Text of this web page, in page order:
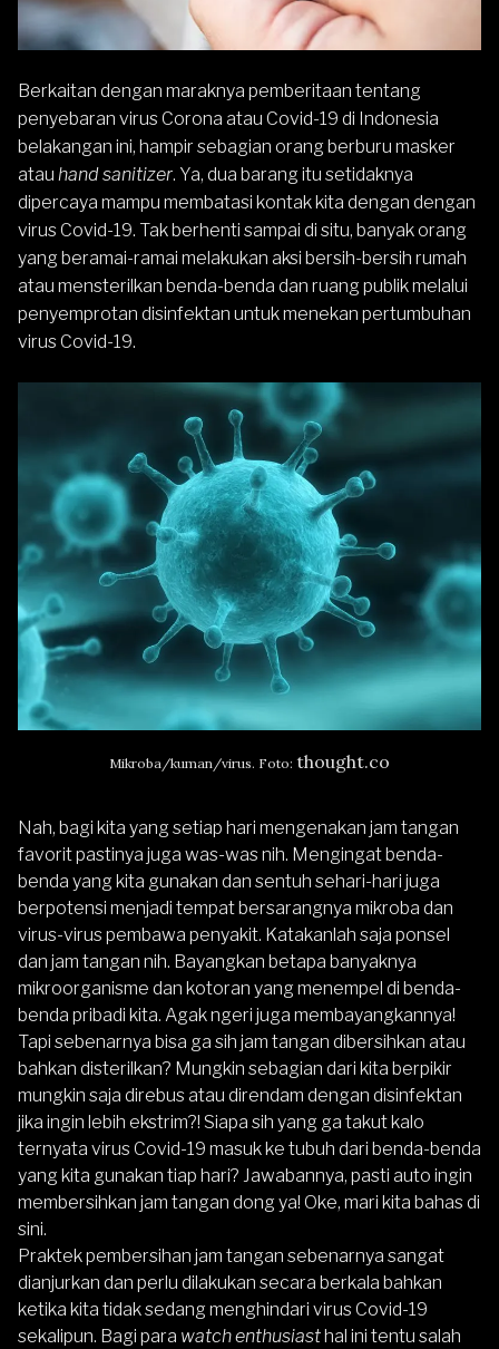
Berkaitan dengan maraknya pemberitaan tentang
penyebaran virus Corona atau Covid-19 di Indonesia
belakangan ini, hampir sebagian orang berburu masker
atau hand sanitizer. Ya, dua barang itu setidaknya
dipercaya mampu membatasi kontak kita dengan dengan
virus Covid-19. Tak berhenti sampai di situ, banyak orang
yang beramai-ramai melakukan aksi bersih-bersih rumah
atau mensterilkan benda-benda dan ruang publik melalui
penyemprotan disinfektan untuk menekan pertumbuhan
virus Covid-19.
Mikroba/kuman/virus. Foto: thought.co
Nah, bagi kita yang setiap hari mengenakan jam tangan
favorit pastinya juga was-was nih. Mengingat benda-
benda yang kita gunakan dan sentuh sehari-hari juga
berpotensi menjadi tempat bersarangnya mikroba dan
virus-virus pembawa penyakit. Katakanlah saja ponsel
dan jam tangan nih. Bayangkan betapa banyaknya
mikroorganisme dan kotoran yang menempel di benda-
benda pribadi kita. Agak ngeri juga membayangkannya!
Tapi sebenarnya bisa ga sih jam tangan dibersihkan atau
bahkan disterilkan? Mungkin sebagian dari kita berpikir
mungkin saja direbus atau direndam dengan disinfektan
jika ingin lebih ekstrim?! Siapa sih yang ga takut kalo
ternyata virus Covid-19 masuk ke tubuh dari benda-benda
yang kita gunakan tiap hari? Jawabannya, pasti auto ingin
membersihkan jam tangan dong ya! Oke, mari kita bahas di
sini.
Praktek pembersihan jam tangan sebenarnya sangat
dianjurkan dan perlu dilakukan secara berkala bahkan
ketika kita tidak sedang menghindari virus Covid-19
sekalipun. Bagi para watch enthusiasthal ini tentu salah